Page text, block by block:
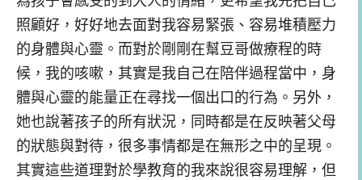
照顧好，好好地去面對我容易緊張、容易堆積壓力
的身體與心靈。而對於剛剛在幫豆哥做療程的時
候，我的咳嗽，其實是我自己在陪伴過程當中，身
體與心靈的能量正在尋找一個出口的行為。另外，
她也說著孩子的所有狀況，同時都是在反映著父母
的狀態與對待，很多事情都是在無形之中的呈現。
其實這些道理對於學教育的我來說很容易理解，但